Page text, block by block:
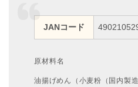
JANコード
原材料名
油揚げめん（小麦粉（国内製